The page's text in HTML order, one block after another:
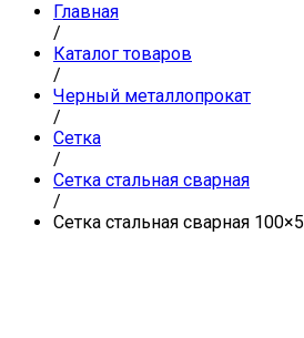
Главная
/
Каталог товаров
/
Черный металлопрокат
/
Сетка
/
Сетка стальная сварная
/
Сетка стальная сварная 100×5